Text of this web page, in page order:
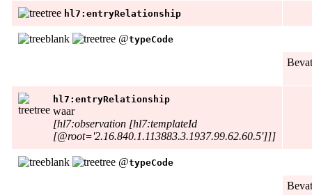
hl7:entryRelationship
@typeCode
Bevat
hl7:entryRelationship
waar
[hl7:observation [hl7:templateId
[@root='2.16.840.1.113883.3.1937.99.62.60.5']]]
@typeCode
Bevat